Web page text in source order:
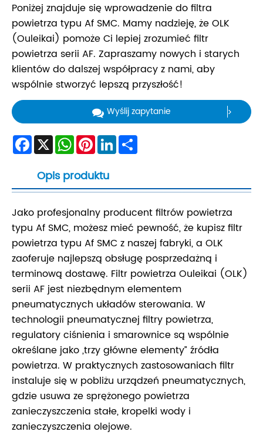
Poniżej znajduje się wprowadzenie do filtra
powietrza typu Af SMC. Mamy nadzieję, że OLK
(Ouleikai) pomoże Ci lepiej zrozumieć filtr
powietrza serii AF. Zapraszamy nowych i starych
klientów do dalszej współpracy z nami, aby
wspólnie stworzyć lepszą przyszłość!
Wyślij zapytanie
Facebook
X WhatsApp
Pinterest
LinkedIn
Opis produktu
Jako profesjonalny producent filtrów powietrza
typu Af SMC, możesz mieć pewność, że kupisz filtr
powietrza typu Af SMC z naszej fabryki, a OLK
zaoferuje najlepszą obsługę posprzedażną i
terminową dostawę. Filtr powietrza Ouleikai (OLK)
serii AF jest niezbędnym elementem
pneumatycznych układów sterowania. W
technologii pneumatycznej filtry powietrza,
regulatory ciśnienia i smarownice są wspólnie
określane jako „trzy główne elementy” źródła
powietrza. W praktycznych zastosowaniach filtr
instaluje się w pobliżu urządzeń pneumatycznych,
gdzie usuwa ze sprężonego powietrza
zanieczyszczenia stałe, kropelki wody i
zanieczyszczenia olejowe.